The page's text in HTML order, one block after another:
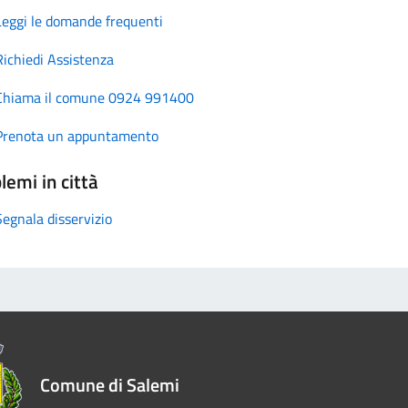
le domande frequenti
Assistenza
il comune 0924 991400
un appuntamento
in città
disservizio
Comune di Salemi